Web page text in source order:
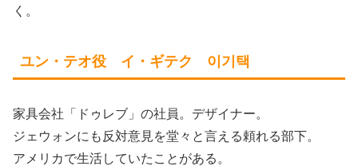
く。
ユン・テオ役 イ・ギテク 이기택
家具会社「ドゥレブ」の社員。デザイナー。
ジェウォンにも反対意見を堂々と言える頼れる部下。
アメリカで生活していたことがある。